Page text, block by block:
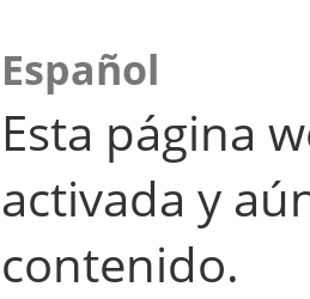
Español
Esta página
activada y
contenido.